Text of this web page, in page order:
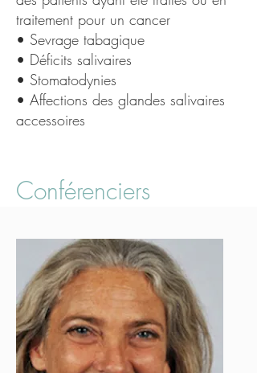
traitement pour un cancer
• Sevrage tabagique
• Déficits salivaires
• Stomatodynies
• Affections des glandes salivaires
accessoires
Conférenciers